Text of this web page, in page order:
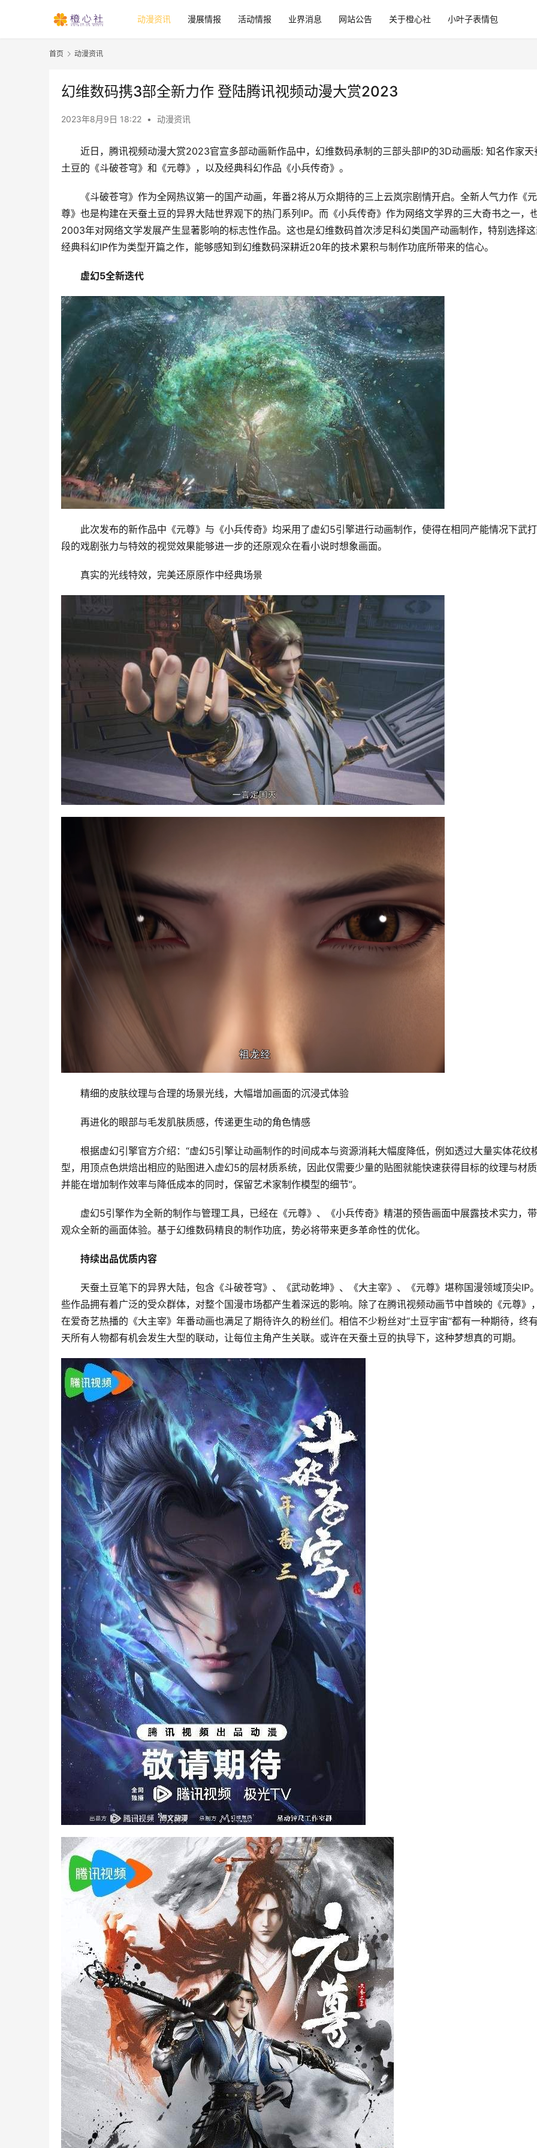
动漫资讯 漫展情报 活动情报 业界消息 网站公告 关于橙心社 小叶子表情包
首页 动漫资讯
幻维数码携3部全新力作 登陆腾讯视频动漫大赏2023
2023年8月9日 18:22 • 动漫资讯
近日，腾讯视频动漫大赏2023官宣多部动画新作品中，幻维数码承制的三部头部IP的3D动画版: 知名作家天
土豆的《斗破苍穹》和《元尊》，以及经典科幻作品《小兵传奇》。
《斗破苍穹》作为全网热议第一的国产动画，年番2将从万众期待的三上云岚宗剧情开启。全新人气力作《元
尊》也是构建在天蚕土豆的异界大陆世界观下的热门系列IP。而《小兵传奇》作为网络文学界的三大奇书之一，
2003年对网络文学发展产生显著影响的标志性作品。这也是幻维数码首次涉足科幻类国产动画制作，特别选择
经典科幻IP作为类型开篇之作，能够感知到幻维数码深耕近20年的技术累积与制作功底所带来的信心。
虚幻5全新迭代
此次发布的新作品中《元尊》与《小兵传奇》均采用了虚幻5引擎进行动画制作，使得在相同产能情况下武
段的戏剧张力与特效的视觉效果能够进一步的还原观众在看小说时想象画面。
真实的光线特效，完美还原原作中经典场景
精细的皮肤纹理与合理的场景光线，大幅增加画面的沉浸式体验
再进化的眼部与毛发肌肤质感，传递更生动的角色情感
根据虚幻引擎官方介绍：“虚幻5引擎让动画制作的时间成本与资源消耗大幅度降低，例如透过大量实体花纹
型，用顶点色烘焙出相应的贴图进入虚幻5的层材质系统，因此仅需要少量的贴图就能快速获得目标的纹理与材质
并能在增加制作效率与降低成本的同时，保留艺术家制作模型的细节”。
虚幻5引擎作为全新的制作与管理工具，已经在《元尊》、《小兵传奇》精湛的预告画面中展露技术实力，
观众全新的画面体验。基于幻维数码精良的制作功底，势必将带来更多革命性的优化。
持续出品优质内容
天蚕土豆笔下的异界大陆，包含《斗破苍穹》、《武动乾坤》、《大主宰》、《元尊》堪称国漫领域顶尖IP
些作品拥有着广泛的受众群体，对整个国漫市场都产生着深远的影响。除了在腾讯视频动画节中首映的《元尊》
在爱奇艺热播的《大主宰》年番动画也满足了期待许久的粉丝们。相信不少粉丝对“土豆宇宙”都有一种期待，终
天所有人物都有机会发生大型的联动，让每位主角产生关联。或许在天蚕土豆的执导下，这种梦想真的可期。